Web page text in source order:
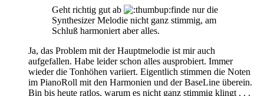
Geht richtig gut ab
finde nur die
Synthesizer Melodie nicht ganz stimmig, am
Schluß harmoniert aber alles.
Ja, das Problem mit der Hauptmelodie ist mir auch
aufgefallen. Habe leider schon alles ausprobiert. Immer
wieder die Tonhöhen variiert. Eigentlich stimmen die Noten
im PianoRoll mit den Harmonien und der BaseLine überein.
Bin bis heute ratlos, warum es nicht ganz stimmig klingt . . .